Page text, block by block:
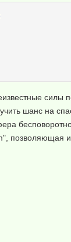
силы
шанс на
бесповоротно
позволяющая